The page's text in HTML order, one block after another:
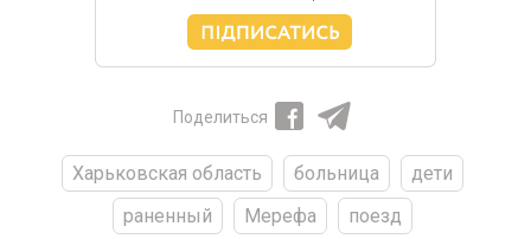
Поделиться
Харьковская область больница
дети
раненный
Мерефа
поезд